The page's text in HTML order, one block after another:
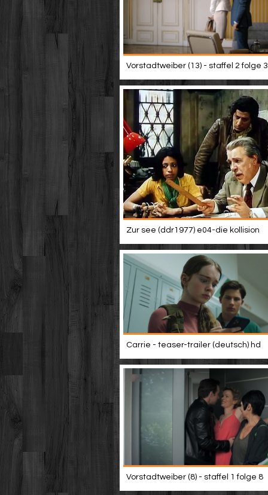
Vorstadtweiber (13) - staffel 2 folge 3
Zur see (ddr1977) e04-die kollision
Carrie - teaser-trailer (deutsch) hd
Vorstadtweiber (8) - staffel 1 folge 8